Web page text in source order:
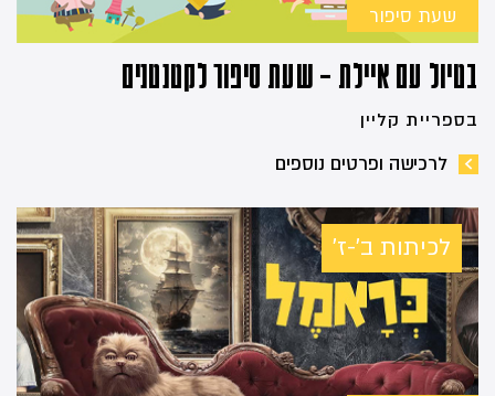
שעת סיפור
בטיול עם איילת – שעת סיפור לקטנטנים
בספריית קליין
לרכישה ופרטים נוספים
לכיתות ב'-ז'